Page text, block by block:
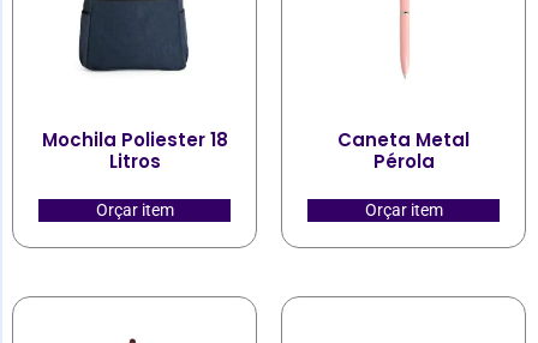
Mochila Poliester 18
Litros
Orçar item
Caneta Metal
Pérola
Orçar item